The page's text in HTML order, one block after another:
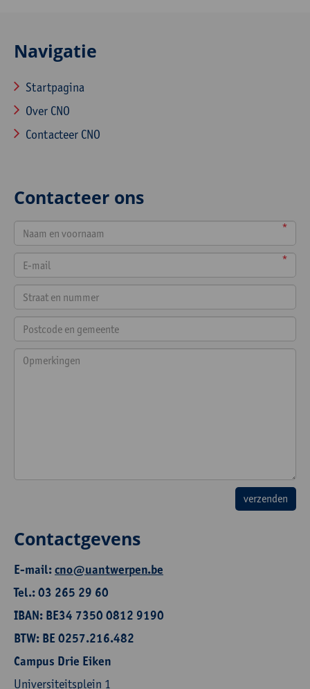
Navigatie
Startpagina
Over CNO
Contacteer CNO
Contacteer ons
*
*
Contactgevens
E-mail:cno@uantwerpen.be
Tel.: 03 265 29 60
IBAN: BE34 7350 0812 9190
BTW: BE 0257.216.482
Campus Drie Eiken
Universiteitsplein 1